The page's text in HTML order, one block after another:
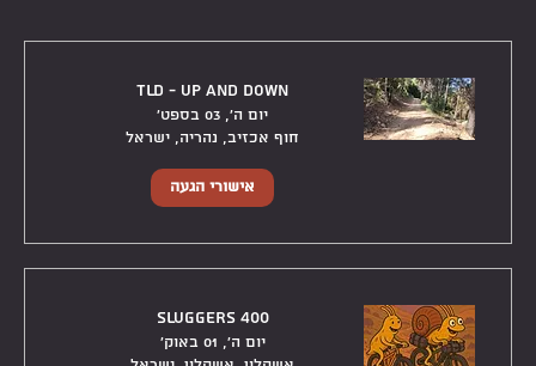
TLD - Up and Down
יום ה׳, 03 בספט׳
חוף אכזיב, נהריה, ישראל
אישורי הגעה
Sluggers 400
יום ה׳, 01 באוק׳